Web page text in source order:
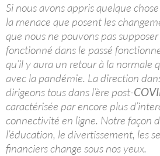
Si nous avons appris quelque
la menace que posent les
que nous ne pouvons pas
fonctionné dans le passé
qu’il y aura un retour à la normale
avec la pandémie. La direction
dirigeons tous dans l’ère post-
caractérisée par encore plus
connectivité en ligne. Notre façon
l’éducation, le divertissement, les
financiers change sous nos yeux.